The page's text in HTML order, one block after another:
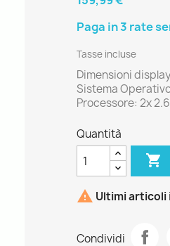
Tasse incluse
Dimensioni
Sistema
Processore: 2x
Quantità

 Ultimi articoli
Condividi